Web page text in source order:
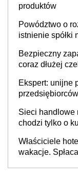
produktów
Powództwo o
istnienie spółki
Bezpieczny
coraz dłużej
Ekspert: unijne
Sieci handlowe
chodzi tylko o
cichu
Właściciele
wakacje.